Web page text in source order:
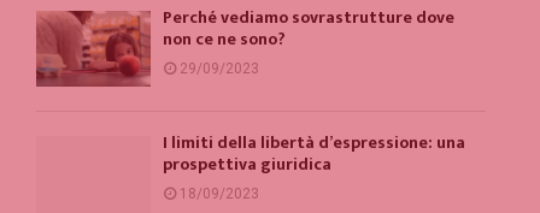
Perché vediamo sovrastrutture dove
non ce ne sono?
29/09/2023
I limiti della libertà d’espressione: una
prospettiva giuridica
18/09/2023